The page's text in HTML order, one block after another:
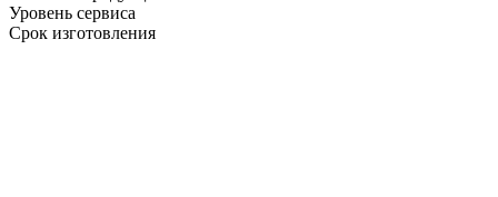
Уровень сервиса
Срок изготовления